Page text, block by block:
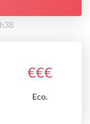
€€€
Eco.